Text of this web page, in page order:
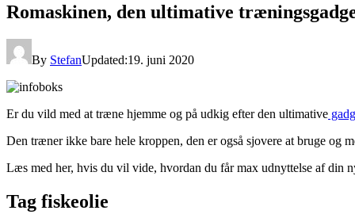
Romaskinen, den ultimative
By StefanUpdated:19. juni 2020
Er du vild med at træne hjemme og på udkig efter den ultimative
Den træner ikke bare hele kroppen, den er også sjovere at bruge og
Læs med her, hvis du vil vide, hvordan du får max udnyttelse af din
Tag fiskeolie